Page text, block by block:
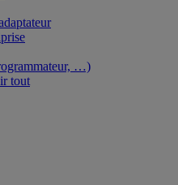
…)
tout